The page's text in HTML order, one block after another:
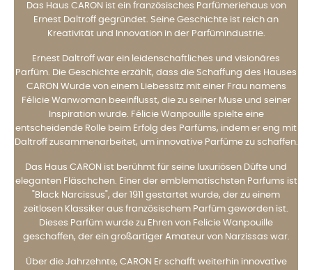
Das Haus CARON ist ein französisches Parfümeriehaus von
Ernest Daltroff gegründet. Seine Geschichte ist reich an
Kreativität und Innovation in der Parfümindustrie.
Ernest Daltroff war ein leidenschaftliches und visionäres
Parfüm. Die Geschichte erzählt, dass die Schaffung des Hauses
CARON Wurde von einem Liebessitz mit einer Frau namens
Félicie Wanwoman beeinflusst, die zu seiner Muse und seiner
Inspiration wurde. Félicie Wanpouille spielte eine
entscheidende Rolle beim Erfolg des Parfüms, indem er eng mit
Daltroff zusammenarbeitet, um innovative Parfüme zu schaffen.
Das Haus CARON ist berühmt für seine luxuriösen Düfte und
eleganten Fläschchen. Einer der emblematischsten Parfums ist
"Black Narcissus", der 1911 gestartet wurde, der zu einem
zeitlosen Klassiker aus französischem Parfüm geworden ist.
Dieses Parfüm wurde zu Ehren von Felicie Wanpouille
geschaffen, der ein großartiger Amateur von Narzissas war.
Über die Jahrzehnte, CARON Er schafft weiterhin innovative